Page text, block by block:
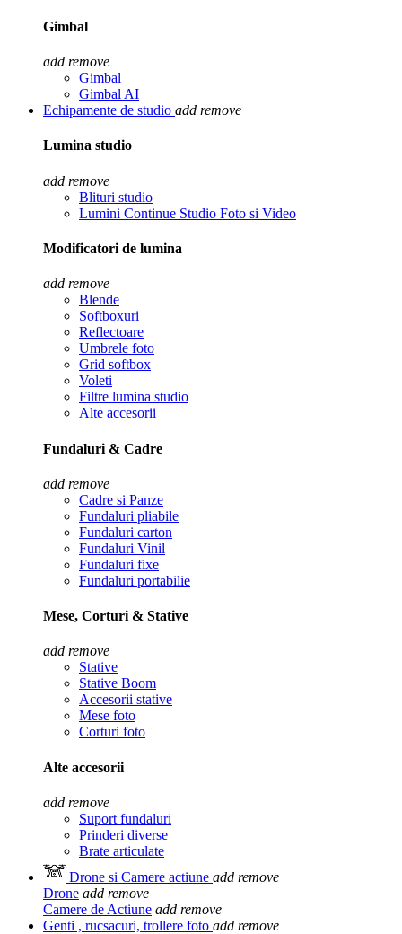
Gimbal
add remove
Gimbal
Gimbal AI
Echipamente de studio add remove
Lumina studio
add remove
Blituri studio
Lumini Continue Studio Foto si Video
Modificatori de lumina
add remove
Blende
Softboxuri
Reflectoare
Umbrele foto
Grid softbox
Voleti
Filtre lumina studio
Alte accesorii
Fundaluri & Cadre
add remove
Cadre si Panze
Fundaluri pliabile
Fundaluri carton
Fundaluri Vinil
Fundaluri fixe
Fundaluri portabilie
Mese, Corturi & Stative
add remove
Stative
Stative Boom
Accesorii stative
Mese foto
Corturi foto
Alte accesorii
add remove
Suport fundaluri
Prinderi diverse
Brate articulate
Drone si Camere actiune add remove
Drone add remove
Camere de Actiune add remove
Genti , rucsacuri, trollere foto add remove